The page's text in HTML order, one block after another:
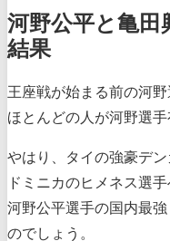
河野公平と亀田
結果
王座戦が始まる前の河
ほとんどの人が河野選手
やはり、タイの強豪デ
ドミニカのヒメネス選手
河野公平選手の国内最
のでしょう。